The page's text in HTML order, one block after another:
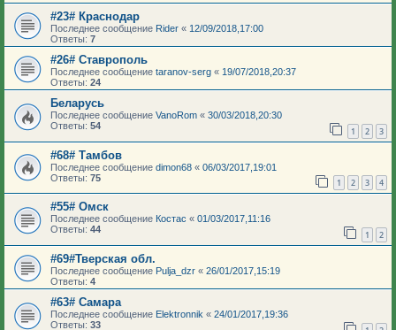
#23# Краснодар
Последнее сообщение Rider « 12/09/2018,17:00
Ответы: 7
#26# Ставрополь
Последнее сообщение taranov-serg « 19/07/2018,20:37
Ответы: 24
Беларусь
Последнее сообщение VanoRom « 30/03/2018,20:30
Ответы: 54 1 2 3
#68# Тамбов
Последнее сообщение dimon68 « 06/03/2017,19:01
Ответы: 75 1 2 3 4
#55# Омск
Последнее сообщение Костас « 01/03/2017,11:16
Ответы: 44 1 2
#69#Тверская обл.
Последнее сообщение Pulja_dzr « 26/01/2017,15:19
Ответы: 4
#63# Самара
Последнее сообщение Elektronnik « 24/01/2017,19:36
Ответы: 33